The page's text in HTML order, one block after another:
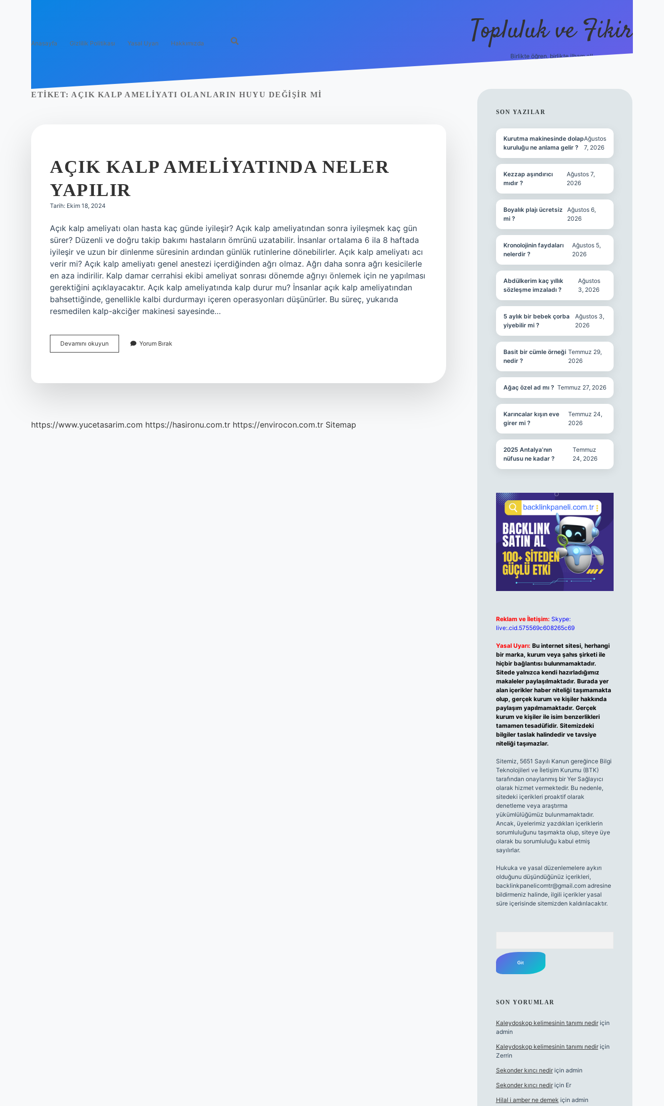
Anasayfa Gizlilik Politikası Yasal Uyarı Hakkımızda Topluluk ve Fikir
Birlikte öğren, birlikte ilham al!
ETIKET: AÇIK KALP AMELIYATI OLANLARIN HUYU DEĞIŞIR MI
AÇIK KALP AMELIYATINDA NELER
YAPILIR
Tarih: Ekim 18, 2024
Açık kalp ameliyatı olan hasta kaç günde iyileşir? Açık kalp ameliyatından sonra iyileşmek kaç gün
sürer? Düzenli ve doğru takip bakımı hastaların ömrünü uzatabilir. İnsanlar ortalama 6 ila 8 haftada
iyileşir ve uzun bir dinlenme süresinin ardından günlük rutinlerine dönebilirler. Açık kalp ameliyatı acı
verir mi? Açık kalp ameliyatı genel anestezi içerdiğinden ağrı olmaz. Ağrı daha sonra ağrı kesicilerle
en aza indirilir. Kalp damar cerrahisi ekibi ameliyat sonrası dönemde ağrıyı önlemek için ne yapılması
gerektiğini açıklayacaktır. Açık kalp ameliyatında kalp durur mu? İnsanlar açık kalp ameliyatından
bahsettiğinde, genellikle kalbi durdurmayı içeren operasyonları düşünürler. Bu süreç, yukarıda
resmedilen kalp-akciğer makinesi sayesinde…
Devamını okuyun
Kalp
Yorum Bırak
https://www.yucetasarim.com https://hasironu.com.tr https://envirocon.com.tr Sitemap
SIDEBAR
SON YAZILAR
Kurutma makinesinde dolap
kuruluğu ne anlama gelir ?
Ağustos
7, 2026
Kezzap aşındırıcı
mıdır ?
Ağustos 7,
2026
Boyalık plajı ücretsiz
mi ?
Ağustos 6,
2026
Kronolojinin faydaları
nelerdir ?
Ağustos 5,
2026
Abdülkerim kaç yıllık
sözleşme imzaladı ?
Ağustos
3, 2026
5 aylık bir bebek çorba
yiyebilir mi ?
Ağustos 3,
2026
Basit bir cümle örneği
nedir ?
Temmuz 29,
2026
Ağaç özel ad mı ? Temmuz 27, 2026
Karıncalar kışın eve
girer mi ?
Temmuz 24,
2026
2025 Antalya’nın
nüfusu ne kadar ?
Temmuz
24, 2026
Reklam ve İletişim: Skype:
live:.cid.575569c608265c69
Yasal Uyarı: Bu internet sitesi, herhangi
bir marka, kurum veya şahıs şirketi ile
hiçbir bağlantısı bulunmamaktadır.
Sitede yalnızca kendi hazırladığımız
makaleler paylaşılmaktadır. Burada yer
alan içerikler haber niteliği taşımamakta
olup, gerçek kurum ve kişiler hakkında
paylaşım yapılmamaktadır. Gerçek
kurum ve kişiler ile isim benzerlikleri
tamamen tesadüfidir. Sitemizdeki
bilgiler taslak halindedir ve tavsiye
niteliği taşımazlar.
Sitemiz, 5651 Sayılı Kanun gereğince Bilgi
Teknolojileri ve İletişim Kurumu (BTK)
tarafından onaylanmış bir Yer Sağlayıcı
olarak hizmet vermektedir. Bu nedenle,
sitedeki içerikleri proaktif olarak
denetleme veya araştırma
yükümlülüğümüz bulunmamaktadır.
Ancak, üyelerimiz yazdıkları içeriklerin
sorumluluğunu taşımakta olup, siteye üye
olarak bu sorumluluğu kabul etmiş
sayılırlar.
Hukuka ve yasal düzenlemelere aykırı
olduğunu düşündüğünüz içerikleri,
backlinkpanelicomtr@gmail.comadresine
bildirmeniz halinde, ilgili içerikler yasal
süre içerisinde sitemizden kaldırılacaktır.
SON YORUMLAR
Kaleydoskop kelimesinin tanımı nediriçin
admin
Kaleydoskop kelimesinin tanımı nediriçin
Zerrin
Sekonder kırıcı nediriçin admin
Sekonder kırıcı nediriçin Er
Hilal i amber ne demek için admin
grandoperabet